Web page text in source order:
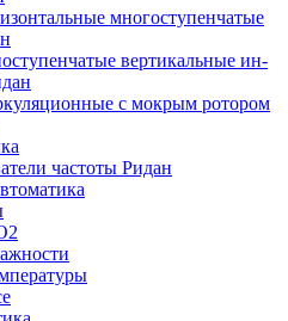
многоступенчатые
вертикальные ин-
с мокрым ротором
частоты Ридан